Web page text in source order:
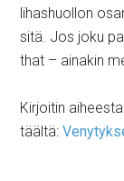
lihashuollon
sitä. Jos joku
that – ainakin
Kirjoitin
täältä: